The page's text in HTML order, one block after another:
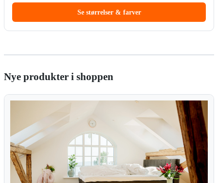
Se størrelser & farver
Nye produkter i shoppen